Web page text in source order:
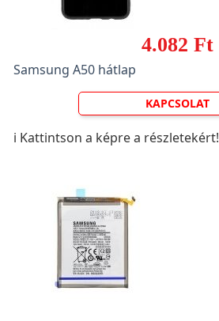
4.082 Ft
Samsung A50 hátlap
KAPCSOLAT
ℹ️ Kattintson a képre a részletekért!